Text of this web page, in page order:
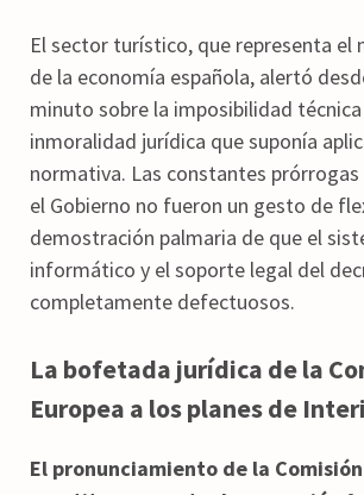
El sector turístico, que representa el
de la economía española, alertó
minuto sobre la imposibilidad técnica
inmoralidad jurídica que suponía
normativa. Las constantes
el Gobierno no fueron un gesto de
demostración palmaria de que el
informático y el soporte legal del
completamente defectuosos.
La bofetada jurídica de la
Europea a los planes de
El pronunciamiento de la